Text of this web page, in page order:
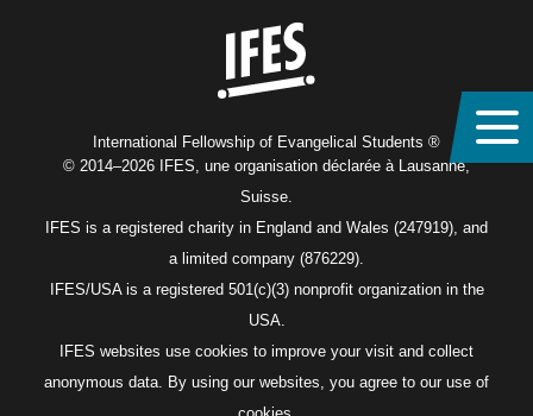
International Fellowship of Evangelical Students ®
© 2014–2026 IFES, une organisation déclarée à Lausanne,
Suisse.
IFES is a registered charity in England and Wales (247919), and
a limited company (876229).
IFES/USA is a registered 501(c)(3) nonprofit organization in the
USA.
IFES websites use cookies to improve your visit and collect
anonymous data. By using our websites, you agree to our use of